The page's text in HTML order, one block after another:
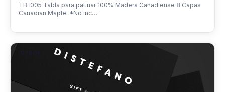
TB-005 Tabla para patinar 100% Madera Canadiense 8 Capas
Canadian Maple. *No inc…
OTROS